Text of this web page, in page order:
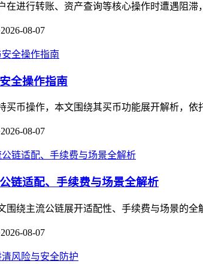
在进行转账、资产查询等核心操作时遭遇阻
2026-08-07
全操作指南
买币操作，本文围绕其买币功能展开解析，
2026-08-07
链适配、手续费与场景全解析
围绕主流公链展开适配性、手续费与场景的
2026-08-07